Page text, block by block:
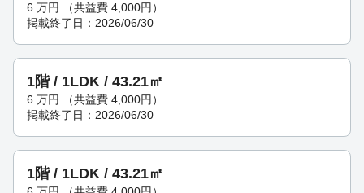
6 万円
（共益費 4,000円）
掲載終了日：2026/06/30
1階 / 1LDK / 43.21㎡
6 万円
（共益費 4,000円）
掲載終了日：2026/06/30
1階 / 1LDK / 43.21㎡